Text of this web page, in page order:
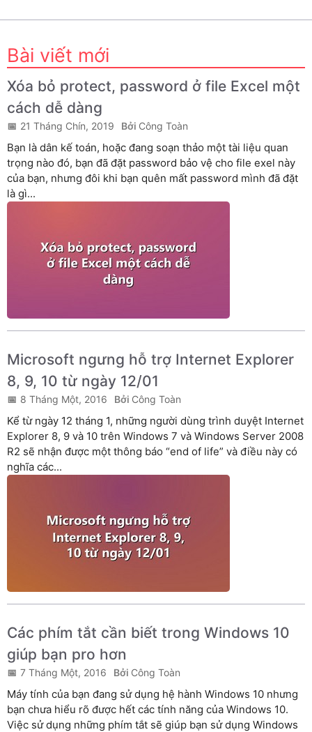
Bài viết mới
Xóa bỏ protect, password ở file Excel một
cách dễ dàng
21 Tháng Chín, 2019 Công Toàn
Bạn là dân kế toán, hoặc đang soạn thảo một tài liệu quan
trọng nào đó, bạn đã đặt password bảo vệ cho file exel này
của bạn, nhưng đôi khi bạn quên mất password mình đã đặt
là gì...
Microsoft ngưng hỗ trợ Internet Explorer
8, 9, 10 từ ngày 12/01
8 Tháng Một, 2016 Công Toàn
Kể từ ngày 12 tháng 1, những người dùng trình duyệt Internet
Explorer 8, 9 và 10 trên Windows 7 và Windows Server 2008
R2 sẽ nhận được một thông báo “end of life” và điều này có
nghĩa các...
Các phím tắt cần biết trong Windows 10
giúp bạn pro hơn
7 Tháng Một, 2016 Công Toàn
Máy tính của bạn đang sử dụng hệ hành Windows 10 nhưng
bạn chưa hiểu rõ được hết các tính năng của Windows 10.
Việc sử dụng những phím tắt sẽ giúp bạn sử dụng Windows